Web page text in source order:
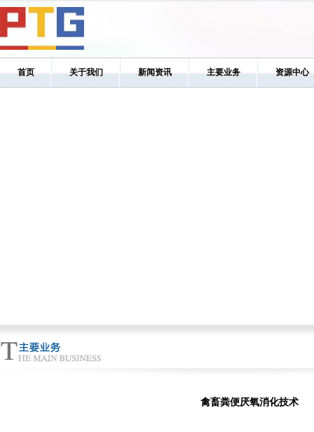
首页 关于我们 新闻资讯 主要业务 资源中心
禽畜粪便厌氧消化技术